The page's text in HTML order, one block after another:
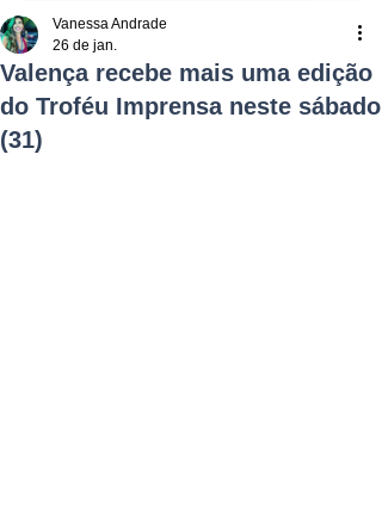
Valença recebe mais uma edição
do Troféu Imprensa neste sábado
(31)
Vanessa Andrade
26 de jan.